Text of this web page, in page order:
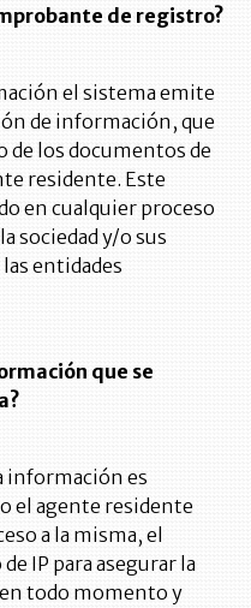
de registro?
el sistema emite
de información, que
de los documentos de
residente. Este
en cualquier proceso
sociedad y/o sus
entidades
que se
información es
el agente residente
a la misma, el
IP para asegurar la
todo momento y